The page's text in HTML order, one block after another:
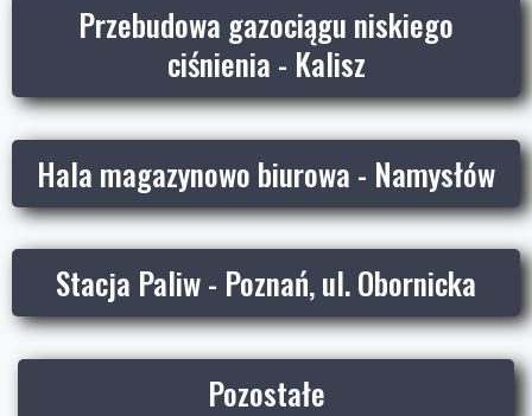
Przebudowa gazociągu niskiego
ciśnienia - Kalisz
Hala magazynowo biurowa - Namysłów
Stacja Paliw - Poznań, ul. Obornicka
Pozostałe